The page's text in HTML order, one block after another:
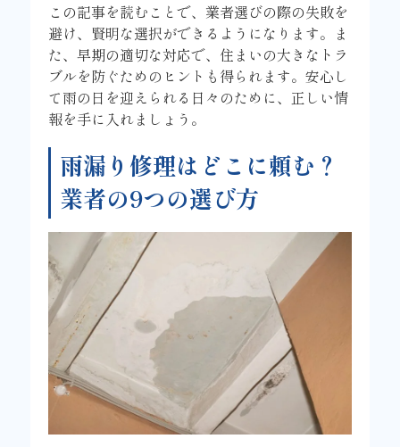
この記事を読むことで、業者選びの際の失敗を
避け、賢明な選択ができるようになります。ま
た、早期の適切な対応で、住まいの大きなトラ
ブルを防ぐためのヒントも得られます。安心し
て雨の日を迎えられる日々のために、正しい情
報を手に入れましょう。
雨漏り修理はどこに頼む？
業者の9つの選び方